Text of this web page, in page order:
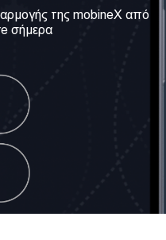
Όροι & Προϋποθέσεις
Πολιτική Απορρήτου
Κοινωνικά Δίκτυα
της mobineX από
σήμερα